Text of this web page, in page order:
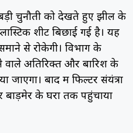
चुनौती को देखते हुए झील के
शीट बिछाई गई है। यह
से रोकेगी। विभाग के
वाले अतिरिक्त और बारिश के
जाएगा। बाद में फिल्टर संयंत्रों
के घरों तक पहुंचाया